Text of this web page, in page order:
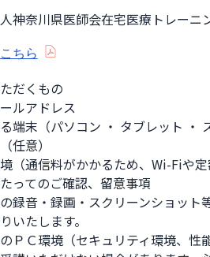
神奈川県医師会在宅医療トレーニ
こちら
だくもの
ルアドレス
端末（パソコン ・ タブレット ・
任意）
（通信料がかかるため、Wi-Fiや
ってのご確認、留意事項
録音・録画・スクリーンショッ
いたします。
ＰＣ環境（セキュリティ環境、